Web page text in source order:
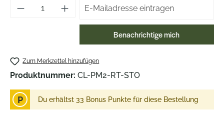
Benachrichtige mich
Zum Merkzettel hinzufügen
Produktnummer: CL-PM2-RT-STO
P Du erhältst 33 Bonus Punkte für diese Bestellung